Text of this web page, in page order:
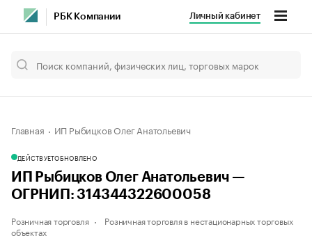
РБК Компании Личный кабинет
Главная ИП Рыбицков Олег Анатольевич
ДЕЙСТВУЕТОБНОВЛЕНО
ИП Рыбицков Олег Анатольевич —
ОГРНИП: 314344322600058
Розничная торговля
Розничная торговля в нестационарных торговых
объектах